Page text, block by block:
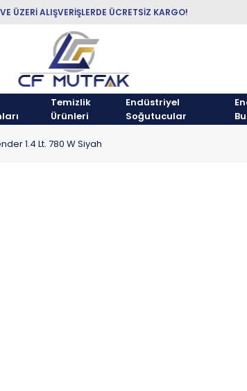
ÜZERİ ALIŞVERİŞLERDE ÜCRETSİZ KARGO!
Temizlik
Ürünleri
Endüstriyel
Soğutucular
1.4 Lt. 780 W Siyah